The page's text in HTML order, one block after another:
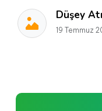
Düşey
19 Temmuz